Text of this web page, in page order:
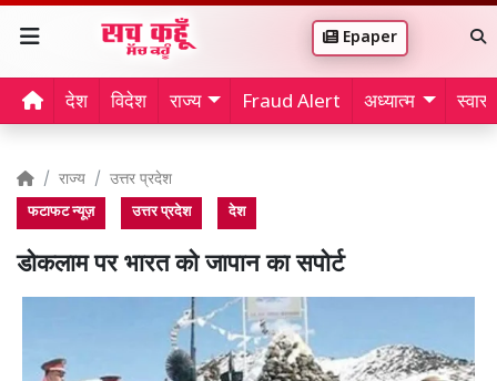
Epaper
देश विदेश राज्य Fraud Alert अध्यात्म
राज्य उत्तर प्रदेश
फटाफट न्यूज़ उत्तर प्रदेश देश
डोकलाम पर भारत को जापान का सपोर्ट